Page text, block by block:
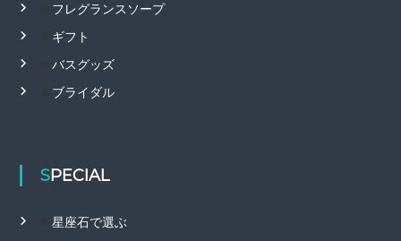
フレグランスソープ
ギフト
バスグッズ
ブライダル
SPECIAL
星座石で選ぶ